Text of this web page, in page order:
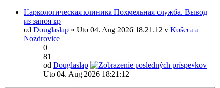
Наркологическая клиника Похмельная служба. Вывод
из запоя кр
od Douglaslap » Uto 04. Aug 2026 18:21:12 v Košeca a
Nozdrovice
0
81
od Douglaslap
Uto 04. Aug 2026 18:21:12